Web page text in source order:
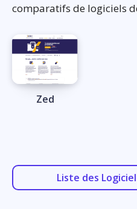
comparatifs de logiciels
Zed
Liste des